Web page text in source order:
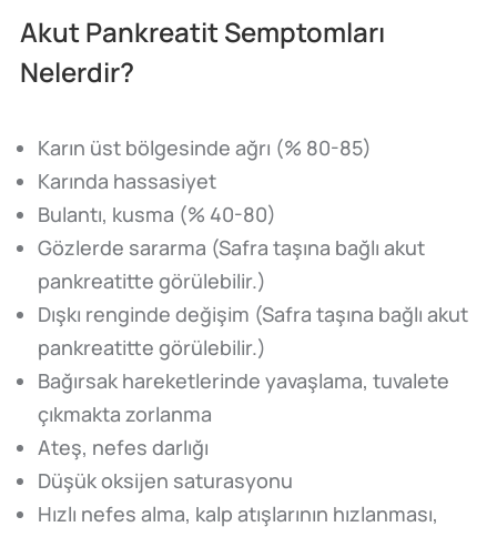
Akut Pankreatit Semptomları
Nelerdir?
Karın üst bölgesinde ağrı (% 80-85)
Karında hassasiyet
Bulantı, kusma (% 40-80)
Gözlerde sararma (Safra taşına bağlı akut
pankreatitte görülebilir.)
Dışkı renginde değişim (Safra taşına bağlı akut
pankreatitte görülebilir.)
Bağırsak hareketlerinde yavaşlama, tuvalete
çıkmakta zorlanma
Ateş, nefes darlığı
Düşük oksijen saturasyonu
Hızlı nefes alma, kalp atışlarının hızlanması,